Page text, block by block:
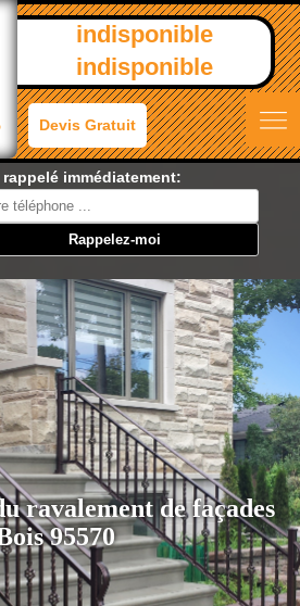
indisponible
indisponible
Devis Gratuit
rappelé immédiatement:
ravalement de façades
95570